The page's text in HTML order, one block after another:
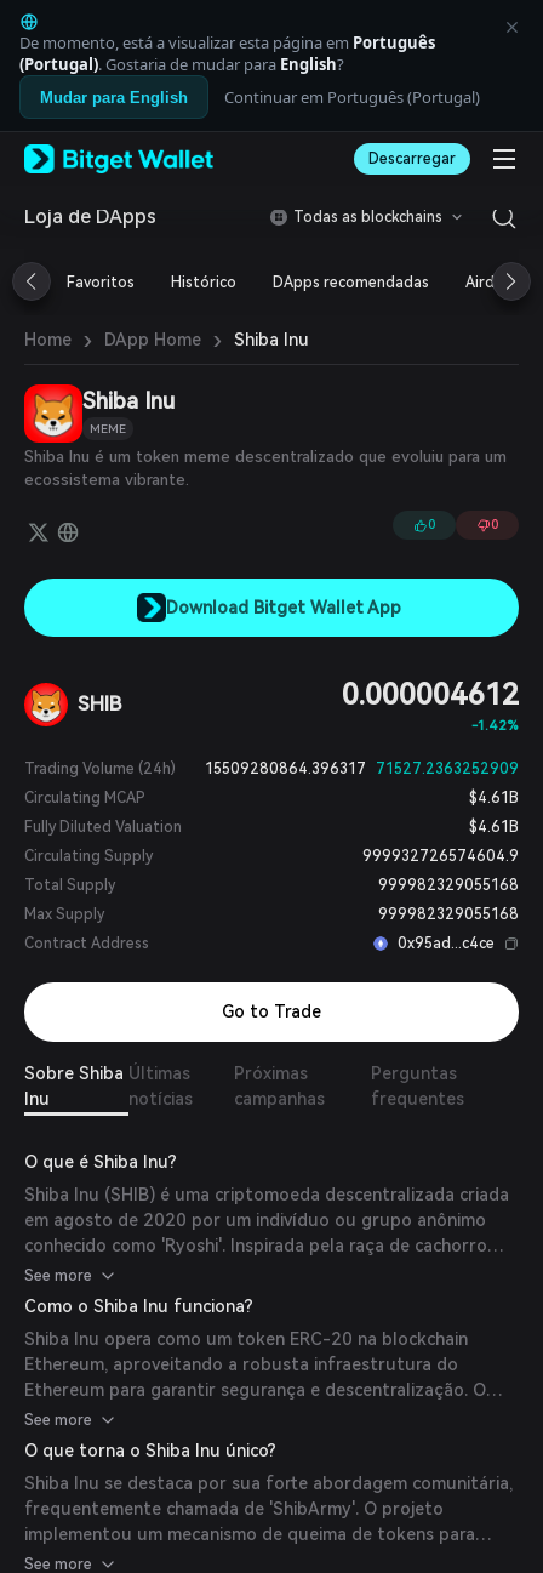
English
日本語
Tiếng Việt
Русский
Español (Latinoamérica)
Italiano
Deutsch
繁體中文
Português (Portugal)
ภาษาไทย
العربية
हिन्दी
Español
Português (Brasil)
De momento, está a visualizar esta página em Português
(Portugal). Gostaria de mudar para English?
Mudar para English Continuar em Português (Portugal)
Descarregar
Loja de DApps Todas as blockchains
Favoritos Histórico DApps recomendadas Airdrop
Home › DApp Home › Shiba Inu
Shiba Inu
MEME
Shiba Inu é um token meme descentralizado que evoluiu para um
ecossistema vibrante.
0 0
Download Bitget Wallet App
SHIB 0.000004612
-1.42%
Trading Volume (24h) 15509280864.396317
71527.2363252909
Circulating MCAP
$4.61B
Fully Diluted Valuation
$4.61B
Circulating Supply
999932726574604.9
Total Supply
999982329055168
Max Supply
999982329055168
Contract Address
0x95ad...c4ce
Go to Trade
Sobre Shiba
Inu
Últimas
notícias
Próximas
campanhas
Perguntas
frequentes
O que é Shiba Inu?
Shiba Inu (SHIB) é uma criptomoeda descentralizada criada
em agosto de 2020 por um indivíduo ou grupo anônimo
conhecido como 'Ryoshi'. Inspirada pela raça de cachorro
Shiba Inu, SHIB foi desenvolvida como um experimento em
construção descentralizada de comunidades, visando ser o
evoluiu para um ecossistema abrangente com múltiplos
tokens e aplicações descentralizadas (DApps).
(investopedia.com)
See more
Como o Shiba Inu funciona?
Shiba Inu opera como um token ERC-20 na blockchain
Ethereum, aproveitando a robusta infraestrutura do
Ethereum para garantir segurança e descentralização. O
ecossistema inclui uma exchange descentralizada chamada
ShibaSwap, que permite aos usuários trocar tokens,
fornecer liquidez e fazer staking de suas participações.
Além disso, o Shiba Inu introduziu uma solução layer-2
chamada Shibarium para melhorar a escalabilidade e reduzir
as taxas de transação. (investopedia.com)
See more
O que torna o Shiba Inu único?
Shiba Inu se destaca por sua forte abordagem comunitária,
frequentemente chamada de 'ShibArmy'. O projeto
implementou um mecanismo de queima de tokens para
reduzir a oferta ao longo do tempo, potencialmente
See more